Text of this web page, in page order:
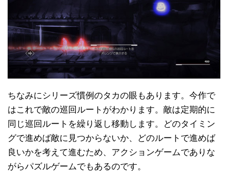
ちなみにシリーズ慣例のタカの眼もあります。今作で
はこれで敵の巡回ルートがわかります。敵は定期的に
同じ巡回ルートを繰り返し移動します。どのタイミン
グで進めば敵に見つからないか、どのルートで進めば
良いかを考えて進むため、アクションゲームでありな
がらパズルゲームでもあるのです。